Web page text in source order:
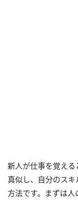
新人が仕事を覚え
真似し、自分のス
方法です。まずは